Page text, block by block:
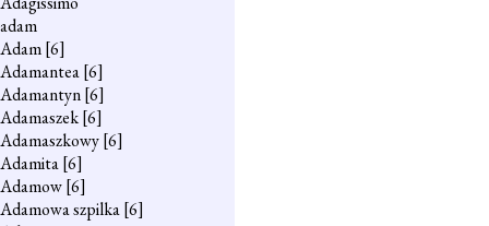
adam
Adam[6]
Adamantea[6]
Adamantyn[6]
Adamaszek[6]
Adamaszkowy[6]
Adamita[6]
Adamow[6]
Adamowa szpilka[6]